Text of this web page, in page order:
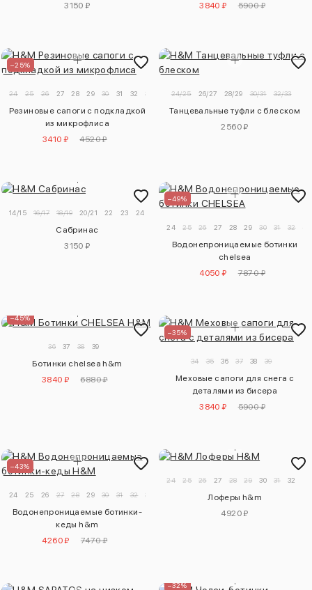
3150 ₽ 3840 ₽ 5900 ₽
–25%
24 25 26 27 28 29 30 31 32 33
Резиновые сапоги с подкладкой
из микрофлиса
3410 ₽
4520 ₽
24/25 26/27 28/29 30/31 32/33
Танцевальные туфли с блеском
2560 ₽
14/15 16/17 18/19 20/21 22 23 24
Сабринас
3150 ₽
–49%
24 25 26 27 28 29 30 31 32
Водонепроницаемые ботинки
chelsea
4050 ₽
7870 ₽
–45%
36 37 38 39
Ботинки chelsea h&m
3840 ₽
6880 ₽
–35%
34 35 36 37 38 39
Меховые сапоги для снега с
деталями из бисера
3840 ₽
5900 ₽
–43%
24 25 26 27 28 29 30 31 32 33
Водонепроницаемые ботинки-
кеды h&m
4260 ₽
7470 ₽
24 25 26 27 28 29 30 31 32
Лоферы h&m
4920 ₽
–32%